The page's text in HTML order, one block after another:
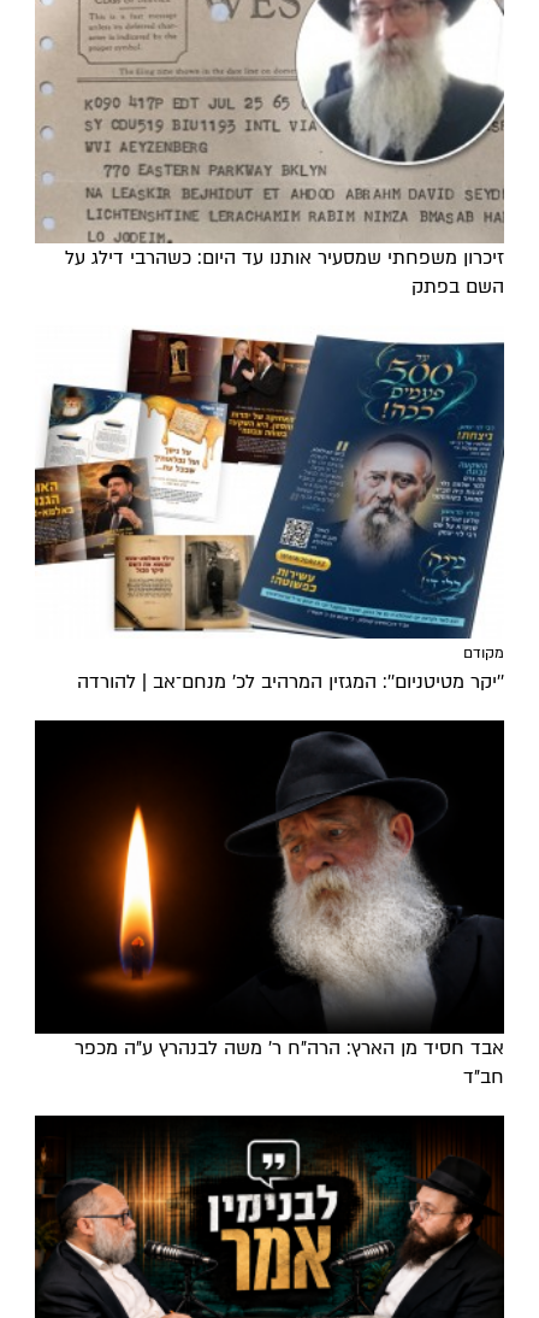
זיכרון משפחתי שמסעיר אותנו עד היום: כשהרבי דילג על
השם בפתק
מקודם
''יקר מטיטניום'': המגזין המרהיב לכ’ מנחם־אב | להורדה
אבד חסיד מן הארץ: הרה"ח ר' משה לבנהרץ ע"ה מכפר
חב"ד